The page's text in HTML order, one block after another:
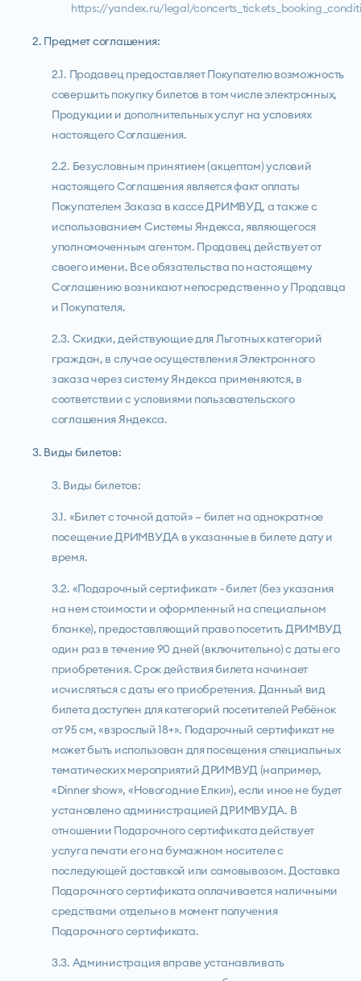
https://yandex.ru/legal/
2. Предмет соглашения:
2.1. Продавец предоставляет Покупателю возможность
совершить покупку билетов в том числе электронных,
Продукции и дополнительных услуг на условиях
настоящего Соглашения.
2.2. Безусловным принятием (акцептом) условий
настоящего Соглашения является факт оплаты
Покупателем Заказа в кассе ДРИМВУД, а также с
использованием Системы Яндекса, являющегося
уполномоченным агентом. Продавец действует от
своего имени. Все обязательства по настоящему
Соглашению возникают непосредственно у Продавца
и Покупателя.
2.3. Скидки, действующие для Льготных категорий
граждан, в случае осуществления Электронного
заказа через систему Яндекса применяются, в
соответствии с условиями пользовательского
соглашения Яндекса.
3. Виды билетов:
3. Виды билетов:
3.1. «Билет с точной датой» – билет на однократное
посещение ДРИМВУДА в указанные в билете дату и
время.
3.2. «Подарочный сертификат» - билет (без указания
на нем стоимости и оформленный на специальном
бланке), предоставляющий право посетить ДРИМВУД
один раз в течение 90 дней (включительно) с даты его
приобретения. Срок действия билета начинает
исчисляться с даты его приобретения. Данный вид
билета доступен для категорий посетителей Ребёнок
от 95 см, «взрослый 18+». Подарочный сертификат не
может быть использован для посещения специальных
тематических мероприятий ДРИМВУД (например,
«Dinner show», «Новогодние Елки»), если иное не будет
установлено администрацией ДРИМВУДА. В
отношении Подарочного сертификата действует
услуга печати его на бумажном носителе с
последующей доставкой или самовывозом. Доставка
Подарочного сертификата оплачивается наличными
средствами отдельно в момент получения
Подарочного сертификата.
3.3. Администрация вправе устанавливать